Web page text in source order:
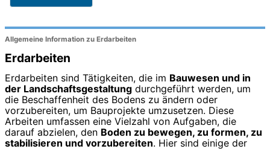
Allgemeine Information zu Erdarbeiten
Erdarbeiten
Erdarbeiten sind Tätigkeiten, die im Bauwesen und in
der Landschaftsgestaltung durchgeführt werden, um
die Beschaffenheit des Bodens zu ändern oder
vorzubereiten, um Bauprojekte umzusetzen. Diese
Arbeiten umfassen eine Vielzahl von Aufgaben, die
darauf abzielen, den Boden zu bewegen, zu formen, zu
stabilisieren und vorzubereiten. Hier sind einige der